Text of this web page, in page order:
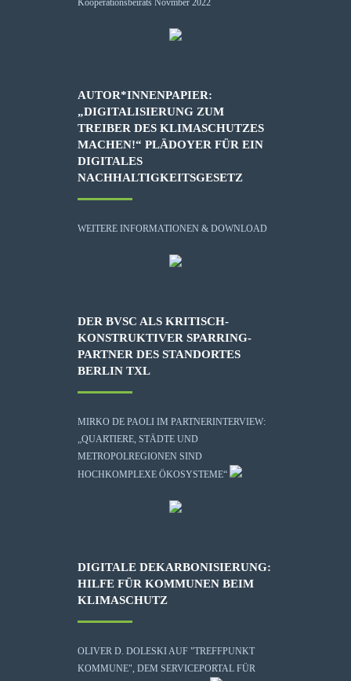
AUTOR*INNENPAPIER:
„DIGITALISIERUNG ZUM
TREIBER DES KLIMASCHUTZES
MACHEN!“ PLÄDOYER FÜR EIN
DIGITALES
NACHHALTIGKEITSGESETZ
WEITERE INFORMATIONEN & DOWNLOAD
DER BVSC ALS KRITISCH-
KONSTRUKTIVER SPARRING-
PARTNER DES STANDORTES
BERLIN TXL
MIRKO DE PAOLI IM PARTNERINTERVIEW:
„QUARTIERE, STÄDTE UND
METROPOLREGIONEN SIND
HOCHKOMPLEXE ÖKOSYSTEME“
DIGITALE DEKARBONISIERUNG:
HILFE FÜR KOMMUNEN BEIM
KLIMASCHUTZ
OLIVER D. DOLESKI AUF "TREFFPUNKT
KOMMUNE", DEM SERVICEPORTAL FÜR